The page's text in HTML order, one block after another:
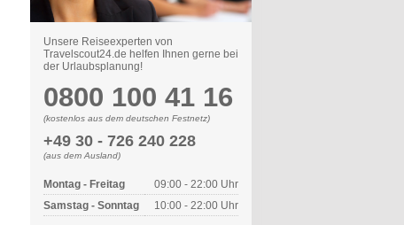
Unsere Reiseexperten von
Travelscout24.de helfen Ihnen gerne bei
der Urlaubsplanung!
0800 100 41 16
(kostenlos aus dem deutschen Festnetz)
+49 30 - 726 240 228
(aus dem Ausland)
Montag - Freitag
09:00 - 22:00 Uhr
Samstag - Sonntag
10:00 - 22:00 Uhr